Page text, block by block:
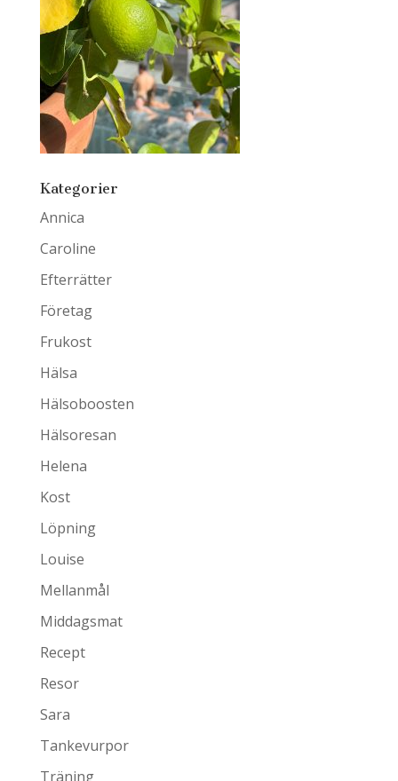
Kategorier
Annica
Caroline
Efterrätter
Företag
Frukost
Hälsa
Hälsoboosten
Hälsoresan
Helena
Kost
Löpning
Louise
Mellanmål
Middagsmat
Recept
Resor
Sara
Tankevurpor
Träning